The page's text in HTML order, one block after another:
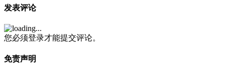
发表评论
您必须登录才能提交评论。
免责声明